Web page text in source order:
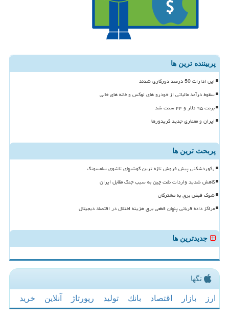
پربیننده ترین ها
این ادارات 50 درصد دورکاری شدند
سقوط درآمد مالیاتی از خودرو های لوکس و خانه های خالی
برنت ۹۵ دلار و ۴۴ سنت شد
ایران و معماری جدید کریدورها
پربحث ترین ها
رکوردشکنی پیش فروش تازه ترین گوشیهای تاشوی سامسونگ
کاهش شدید واردات نفت چین به سبب جنگ مقابل ایران
شوک قبض برق به مشترکان
مراکز داده قربانی پنهان قطعی برق هزینه اختلال در اقتصاد دیجیتال
جدیدترین ها
تگها
ارز بازار اقتصاد بانك تولید رپورتاژ آنلاین خرید